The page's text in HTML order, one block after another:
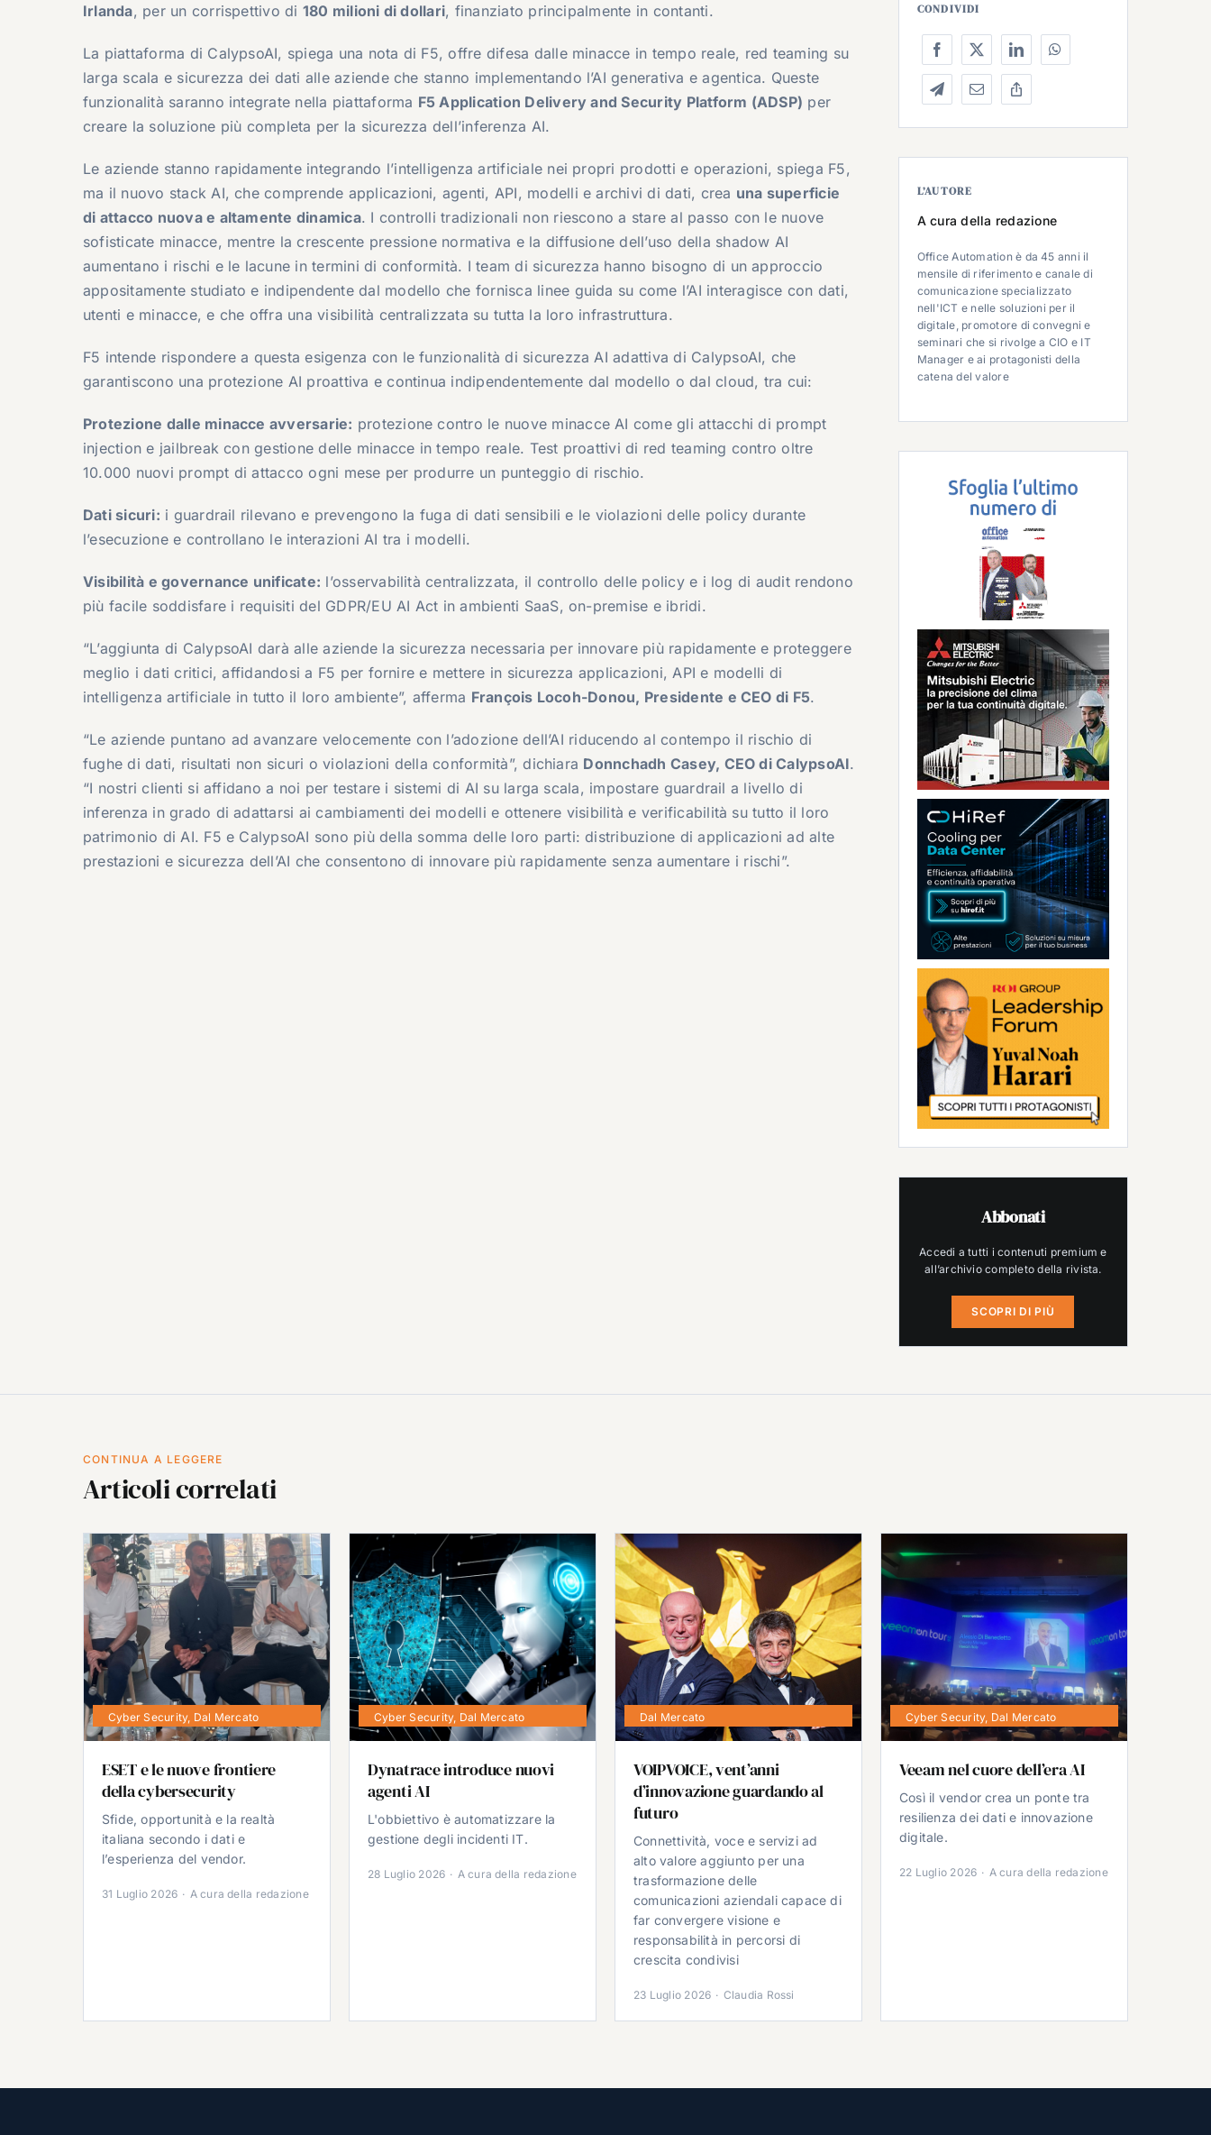
Irlanda, per un corrispettivo di 180 milioni di dollari, finanziato principalmente in contanti.
La piattaforma di CalypsoAI, spiega una nota di F5, offre difesa dalle minacce in tempo reale, red teaming su
larga scala e sicurezza dei dati alle aziende che stanno implementando l’AI generativa e agentica. Queste
funzionalità saranno integrate nella piattaforma F5 Application Delivery and Security Platform (ADSP) per
creare la soluzione più completa per la sicurezza dell’inferenza AI.
Le aziende stanno rapidamente integrando l’intelligenza artificiale nei propri prodotti e operazioni, spiega F5,
ma il nuovo stack AI, che comprende applicazioni, agenti, API, modelli e archivi di dati, crea una superficie
di attacco nuova e altamente dinamica. I controlli tradizionali non riescono a stare al passo con le nuove
sofisticate minacce, mentre la crescente pressione normativa e la diffusione dell’uso della shadow AI
aumentano i rischi e le lacune in termini di conformità. I team di sicurezza hanno bisogno di un approccio
appositamente studiato e indipendente dal modello che fornisca linee guida su come l’AI interagisce con dati,
utenti e minacce, e che offra una visibilità centralizzata su tutta la loro infrastruttura.
F5 intende rispondere a questa esigenza con le funzionalità di sicurezza AI adattiva di CalypsoAI, che
garantiscono una protezione AI proattiva e continua indipendentemente dal modello o dal cloud, tra cui:
Protezione dalle minacce avversarie: protezione contro le nuove minacce AI come gli attacchi di prompt
injection e jailbreak con gestione delle minacce in tempo reale. Test proattivi di red teaming contro oltre
10.000 nuovi prompt di attacco ogni mese per produrre un punteggio di rischio.
Dati sicuri: i guardrail rilevano e prevengono la fuga di dati sensibili e le violazioni delle policy durante
l’esecuzione e controllano le interazioni AI tra i modelli.
Visibilità e governance unificate: l’osservabilità centralizzata, il controllo delle policy e i log di audit rendono
più facile soddisfare i requisiti del GDPR/EU AI Act in ambienti SaaS, on-premise e ibridi.
“L’aggiunta di CalypsoAI darà alle aziende la sicurezza necessaria per innovare più rapidamente e proteggere
meglio i dati critici, affidandosi a F5 per fornire e mettere in sicurezza applicazioni, API e modelli di
intelligenza artificiale in tutto il loro ambiente”, afferma François Locoh-Donou, Presidente e CEO di F5.
“Le aziende puntano ad avanzare velocemente con l’adozione dell’AI riducendo al contempo il rischio di
fughe di dati, risultati non sicuri o violazioni della conformità”, dichiara Donnchadh Casey, CEO di CalypsoAI.
“I nostri clienti si affidano a noi per testare i sistemi di AI su larga scala, impostare guardrail a livello di
inferenza in grado di adattarsi ai cambiamenti dei modelli e ottenere visibilità e verificabilità su tutto il loro
patrimonio di AI. F5 e CalypsoAI sono più della somma delle loro parti: distribuzione di applicazioni ad alte
prestazioni e sicurezza dell’AI che consentono di innovare più rapidamente senza aumentare i rischi”.
CONDIVIDI
L’AUTORE
A cura della redazione
Office Automation è da 45 anni il
mensile di riferimento e canale di
comunicazione specializzato
nell'ICT e nelle soluzioni per il
digitale, promotore di convegni e
seminari che si rivolge a CIO e IT
Manager e ai protagonisti della
catena del valore
Abbonati
Accedi a tutti i contenuti premium e
all’archivio completo della rivista.
SCOPRI DI PIÙ
CONTINUA A LEGGERE
Articoli correlati
Cyber Security, Dal Mercato
ESET e le nuove frontiere
della cybersecurity
Sfide, opportunità e la realtà
italiana secondo i dati e
l’esperienza del vendor.
31 Luglio 2026 · A cura della redazione
Cyber Security, Dal Mercato
Dynatrace introduce nuovi
agenti AI
L'obbiettivo è automatizzare la
gestione degli incidenti IT.
28 Luglio 2026 · A cura della redazione
Dal Mercato
VOIPVOICE, vent’anni
d’innovazione guardando al
futuro
Connettività, voce e servizi ad
alto valore aggiunto per una
trasformazione delle
comunicazioni aziendali capace di
far convergere visione e
responsabilità in percorsi di
crescita condivisi
23 Luglio 2026 · Claudia Rossi
Cyber Security, Dal Mercato
Veeam nel cuore dell’era AI
Così il vendor crea un ponte tra
resilienza dei dati e innovazione
digitale.
22 Luglio 2026 · A cura della redazione